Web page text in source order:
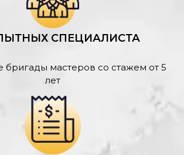
СПЕЦИАЛИСТА
бригады мастеров со стажем от 5
лет